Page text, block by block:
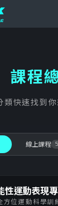
功能性運動表
課程
類快速找到
線上課程 5
性運動表現
方位運動科學訓